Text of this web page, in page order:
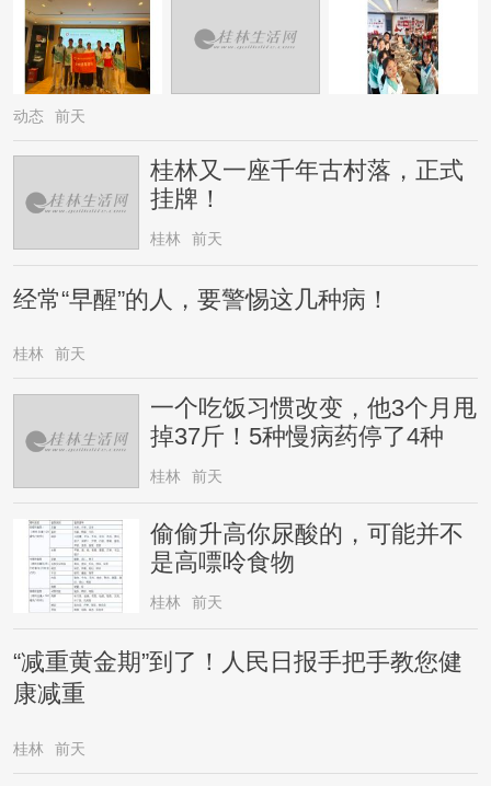
动态 前天
桂林又一座千年古村落，正式
挂牌！
桂林 前天
经常“早醒”的人，要警惕这几种病！
桂林 前天
一个吃饭习惯改变，他3个月甩
掉37斤！5种慢病药停了4种
桂林 前天
偷偷升高你尿酸的，可能并不
是高嘌呤食物
桂林 前天
“减重黄金期”到了！人民日报手把手教您健
康减重
桂林 前天